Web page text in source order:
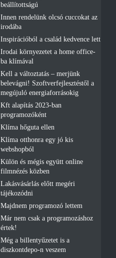
beállítottságú
Innen rendelünk olcsó cuccokat az
irodába
Inspirációból a család kedvence lett
Irodai környezetet a home office-
ba klímával
Kell a változtatás – merjünk
belevágni! Szoftverfejlesztéstől a
megújuló energiaforrásokig
Kft alapítás 2023-ban
programozóként
Klíma hőguta ellen
Klíma otthonra egy jó kis
webshopból
Külön és mégis együtt online
filmnézés közben
Lakásvásárlás előtt megéri
tájékozódni
Majdnem programozó lettem
Már nem csak a programozáshoz
értek!
Még a billentyűzetet is a
diszkontdepo-n veszem